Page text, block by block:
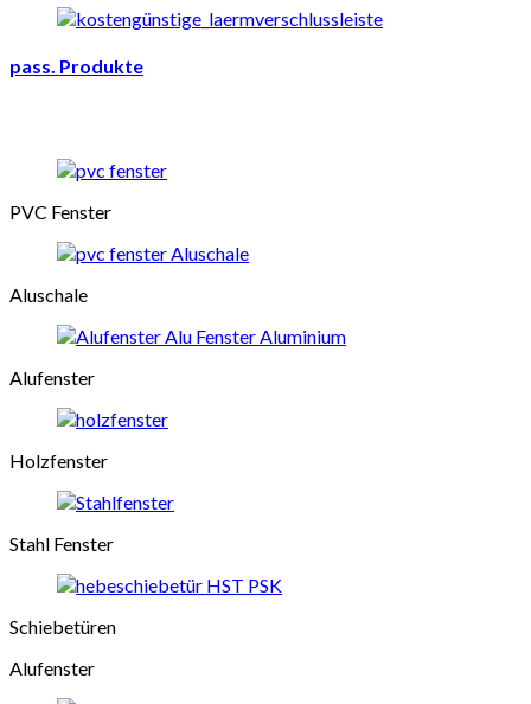
pass. Produkte
PVC Fenster
Aluschale
Alufenster
Holzfenster
Stahl Fenster
Schiebetüren
Alufenster